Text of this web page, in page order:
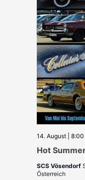
Hot
14. August | 8:00
SCS Vösendorf
Österreich